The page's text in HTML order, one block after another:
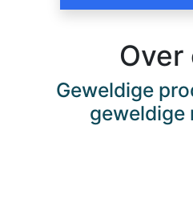
Over
Geweldige
geweldige